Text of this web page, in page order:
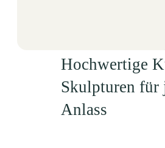
Hochwertige
Skulpturen für
Anlass